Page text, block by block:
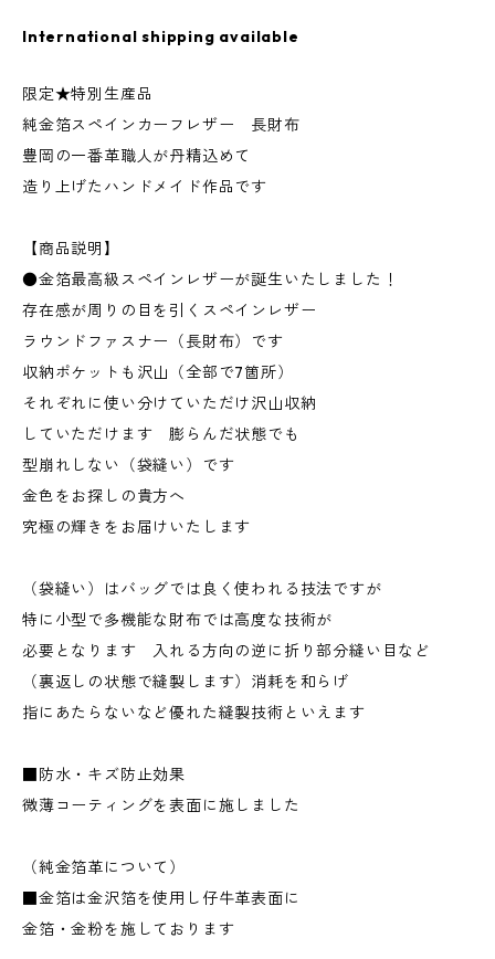
International shipping available
限定★特別生産品
純金箔スペインカーフレザー 長財布
豊岡の一番革職人が丹精込めて
造り上げたハンドメイド作品です
【商品説明】
●金箔最高級スペインレザーが誕生いたしました！
存在感が周りの目を引くスペインレザー
ラウンドファスナー（長財布）です
収納ポケットも沢山（全部で7箇所）
それぞれに使い分けていただけ沢山収納
していただけます 膨らんだ状態でも
型崩れしない（袋縫い）です
金色をお探しの貴方へ
究極の輝きをお届けいたします
（袋縫い）はバッグでは良く使われる技法ですが
特に小型で多機能な財布では高度な技術が
必要となります 入れる方向の逆に折り部分縫い目など
（裏返しの状態で縫製します）消耗を和らげ
指にあたらないなど優れた縫製技術といえます
■防水・キズ防止効果
微薄コーティングを表面に施しました
（純金箔革について）
■金箔は金沢箔を使用し仔牛革表面に
金箔・金粉を施しております